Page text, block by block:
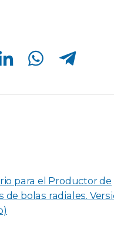
Compartir en Whatsapp Compartir en Telegram
para el Productor de
de bolas radiales.